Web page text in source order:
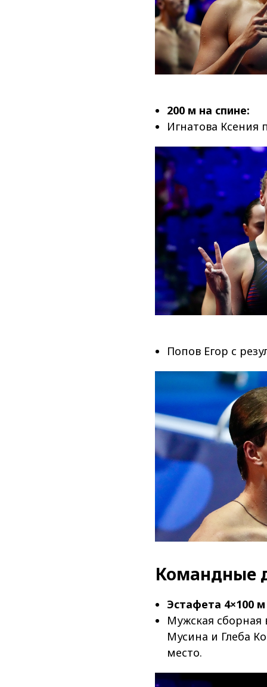
200 м на спине:
Игнатова Ксения
Попов Егор с
Командные
Эстафета 4×100
Мужская сборная
Мусина и Глеба
место.